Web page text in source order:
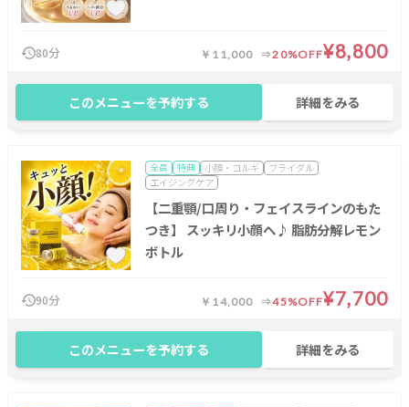
80分 ￥11,000 20%OFF¥8,800
このメニューを予約する 詳細をみる
全員 特典 小顔・コルギ
ブライダル
エイジングケア
【二重顎/口周り・フェイスラインのもた
つき】 スッキリ小顔へ♪ 脂肪分解レモン
ボトル
90分 ￥14,000 45%OFF¥7,700
このメニューを予約する 詳細をみる